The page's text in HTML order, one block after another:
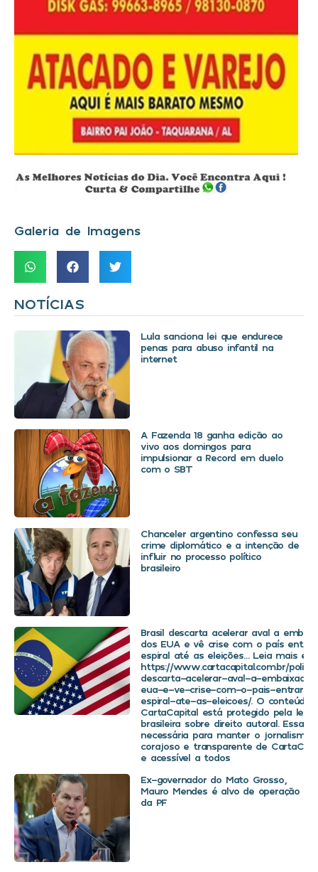
Galeria de Imagens
NOTÍCIAS
Lula sanciona lei que endurece
penas para abuso infantil na
internet
A Fazenda 18 ganha edição ao
vivo aos domingos para
impulsionar a Record em duelo
com o SBT
Chanceler argentino confessa seu
crime diplomático e a intenção de
influir no processo político
brasileiro
Brasil descarta acelerar aval a
dos EUA e vê crise com o país
espiral até as eleições… Leia mais em
https://www.cartacapital.com.br/
descarta-acelerar-aval-a-
eua-e-ve-crise-com-o-pais-entrar-
espiral-ate-as-eleicoes/. O conteúdo
CartaCapital está protegido pela
brasileira sobre direito autoral. Essa
necessária para manter o jornalismo
corajoso e transparente de
e acessível a todos
Ex-governador do Mato Grosso,
Mauro Mendes é alvo de operação
da PF